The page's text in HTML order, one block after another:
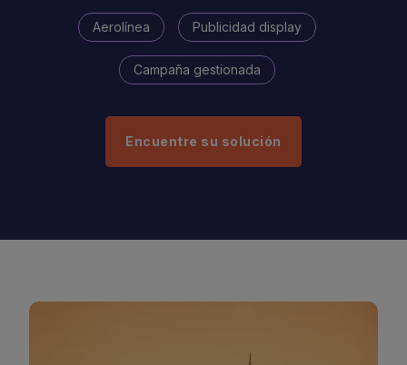
Aerolínea Publicidad display
Campaña gestionada
Encuentre su solución